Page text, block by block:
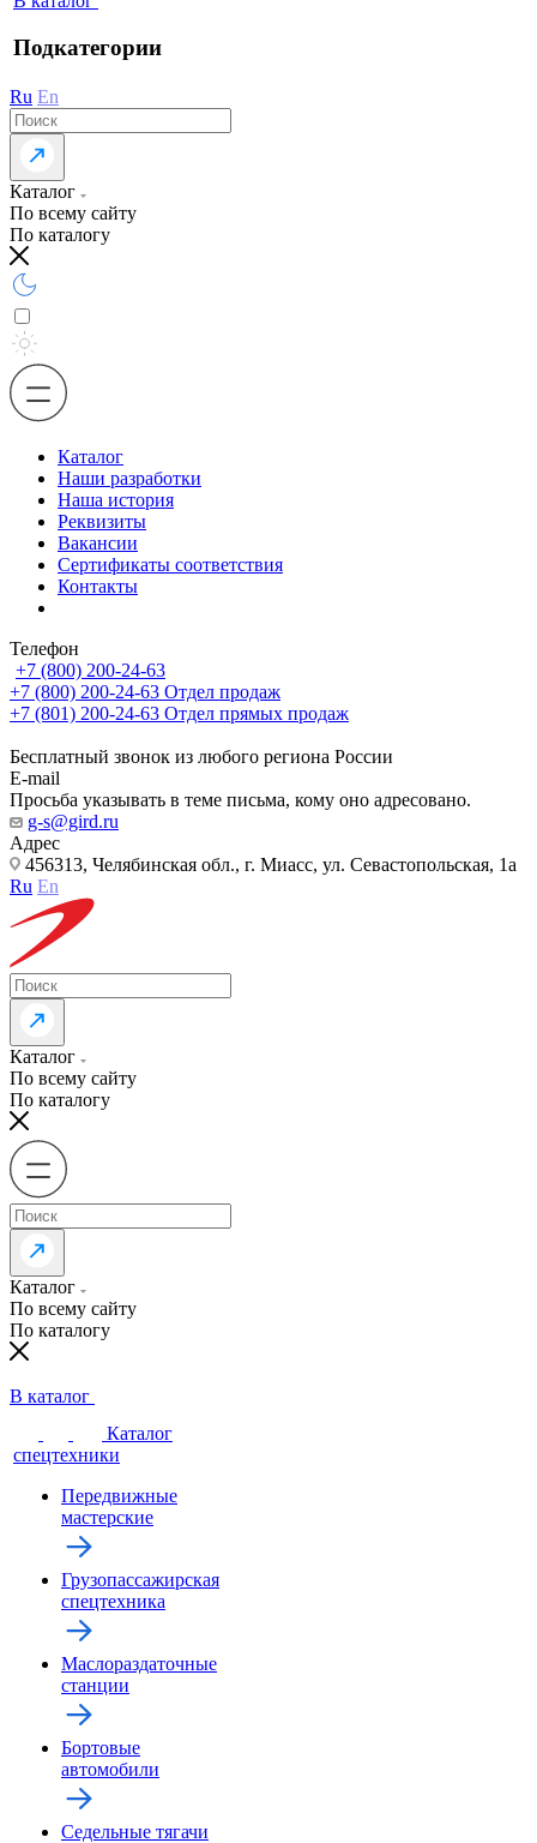
Подкатегории
Ru En
Каталог
По всему сайту
По каталогу
Каталог
Наши разработки
Наша история
Реквизиты
Вакансии
Сертификаты соответствия
Контакты
Телефон
+7 (800) 200-24-63
+7 (800) 200-24-63 Отдел продаж
+7 (801) 200-24-63 Отдел прямых продаж
Бесплатный звонок из любого региона России
E-mail
Просьба указывать в теме письма, кому оно адресовано.
g-s@gird.ru
Адрес
456313, Челябинская обл., г. Миасс, ул. Севастопольская, 1а
Ru En
Каталог
По всему сайту
По каталогу
Каталог
По всему сайту
По каталогу
В каталог
Каталог
спецтехники
Передвижные
мастерские
Грузопассажирская
спецтехника
Маслораздаточные
станции
Бортовые
автомобили
Седельные тягачи